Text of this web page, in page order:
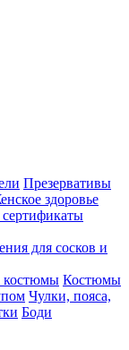
Презервативы
здоровье
для сосков и
костюмы Костюмы
Чулки, пояса,
Боди